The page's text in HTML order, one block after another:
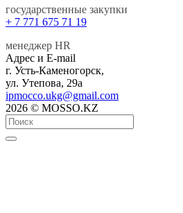
государственные закупки
+ 7 771 675 71 19
менеджер HR
Адрес и E-mail
г. Усть-Каменогорск,
ул. Утепова, 29а
ipmocco.ukg@gmail.com
2026 © MOSSO.KZ